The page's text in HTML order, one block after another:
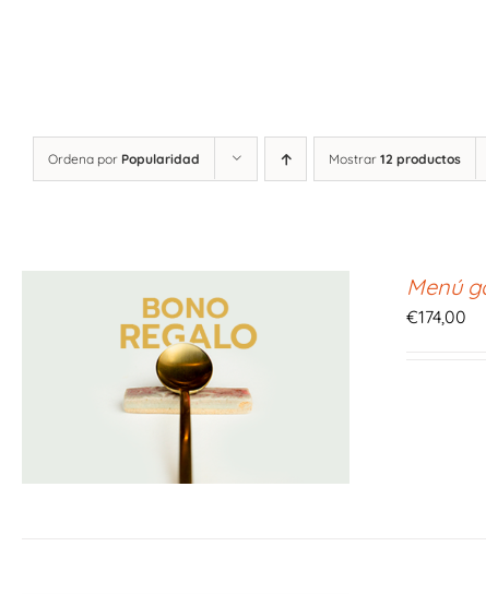
Ordena por Popularidad Mostrar 12 productos
Menú
€174,00